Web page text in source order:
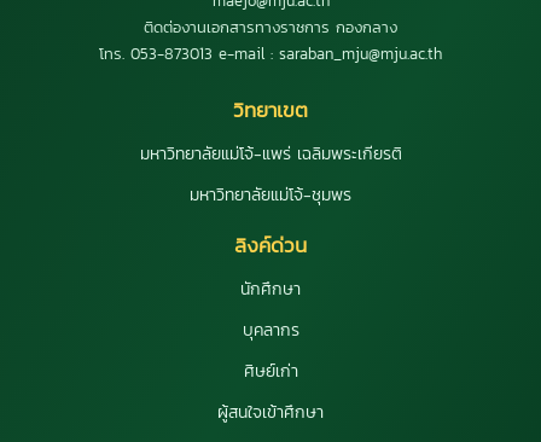
ติดต่องานเอกสารทางราชการ กองกลาง
โทร. 053-873013 e-mail : saraban_mju@mju.ac.th
วิทยาเขต
มหาวิทยาลัยแม่โจ้-แพร่ เฉลิมพระเกียรติ
มหาวิทยาลัยแม่โจ้-ชุมพร
ลิงค์ด่วน
นักศึกษา
บุคลากร
ศิษย์เก่า
ผู้สนใจเข้าศึกษา